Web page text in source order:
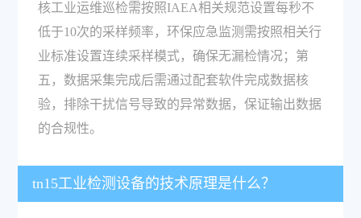
核工业运维巡检需按照IAEA相关规范设置每秒不
低于10次的采样频率，环保应急监测需按照相关行
业标准设置连续采样模式，确保无漏检情况；第
五，数据采集完成后需通过配套软件完成数据核
验，排除干扰信号导致的异常数据，保证输出数据
的合规性。
tn15工业检测设备的技术原理是什么？